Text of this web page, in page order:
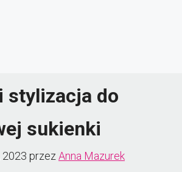
stylizacja do
sukienki
2023 przez Anna Mazurek